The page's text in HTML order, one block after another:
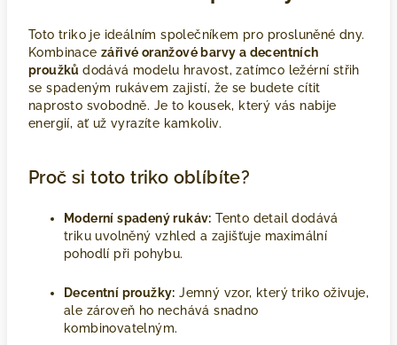
Toto triko je ideálním společníkem pro prosluněné dny.
Kombinacezářivé oranžové barvy a decentních
proužkůdodává modelu hravost, zatímco ležérní střih
se spadeným rukávem zajistí, že se budete cítit
naprosto svobodně. Je to kousek, který vás nabije
energií, ať už vyrazíte kamkoliv.
Proč si toto triko oblíbíte?
Moderní spadený rukáv: Tento detail dodává
triku uvolněný vzhled a zajišťuje maximální
pohodlí při pohybu.
Decentní proužky: Jemný vzor, který triko oživuje,
ale zároveň ho nechává snadno
kombinovatelným.